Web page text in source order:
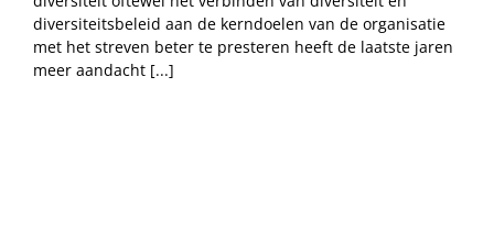
diversiteitsbeleid aan de kerndoelen van de organisatie
met het streven beter te presteren heeft de laatste jaren
meer aandacht [...]